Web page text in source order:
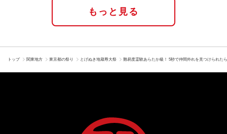
もっと見る
トップ 関東地方 東京都の祭り とげぬき地蔵尊大祭 難易度霊験あらたか級！ 5秒で仲間外れを見つけられた